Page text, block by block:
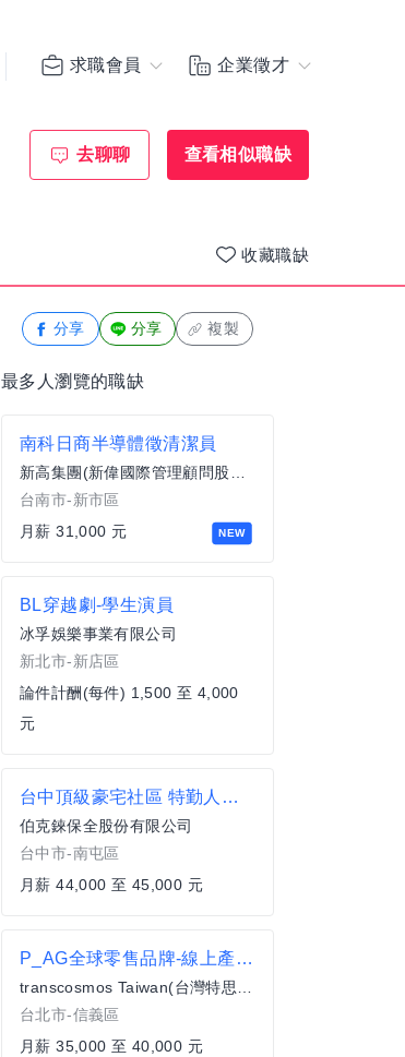
求職會員 企業徵才
去聊聊 查看相似職缺
收藏職缺
分享 分享 複製
最多人瀏覽的職缺
NEW
南科日商半導體徵清潔員
新高集團(新偉國際管理顧問股份有限公司)
台南市-新市區
月薪 31,000 元
BL穿越劇-學生演員
冰孚娛樂事業有限公司
新北市-新店區
論件計酬(每件) 1,500 至 4,000
元
台中頂級豪宅社區 特勤人員 [日] 班
伯克錸保全股份有限公司
台中市-南屯區
月薪 44,000 至 45,000 元
P_AG全球零售品牌-線上產品諮詢專員/周休二日/加碼獎金1萬/上看43k
transcosmos Taiwan(台灣特思爾大宇宙股份有限公司)
台北市-信義區
月薪 35,000 至 40,000 元